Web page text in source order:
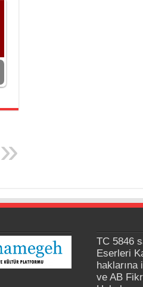
TC 5846
Eserleri
haklarına
ve AB